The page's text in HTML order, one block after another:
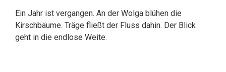
Ein Jahr ist vergangen. An der Wolga blühen die
Kirschbäume. Träge fließt der Fluss dahin. Der Blick
geht in die endlose Weite.